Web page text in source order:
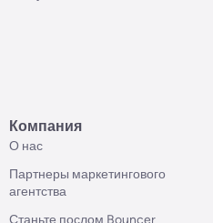
Компания
О нас
Партнеры маркетингового
агентства